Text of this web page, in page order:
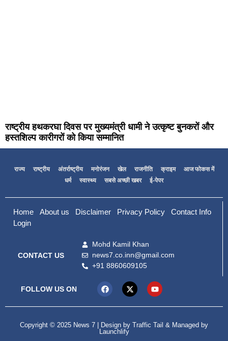
राष्ट्रीय हथकरघा दिवस पर मुख्यमंत्री धामी ने उत्कृष्ट बुनकरों और
हस्तशिल्प कारीगरों को किया सम्मानित
राज्य राष्ट्रीय अंतर्राष्ट्रीय मनोरंजन खेल राजनीति क्राइम
आज फोकस में
धर्म
स्वास्थ्य सबसे अच्छी खबर ई-पेपर
Home About us Disclaimer Privacy Policy
Contact Info
Login
CONTACT US
Mohd Kamil Khan
news7.co.inn@gmail.com
+91 8860609105
FOLLOW US ON
Copyright © 2025 News 7 | Design by Traffic Tail & Managed by
Launchlify